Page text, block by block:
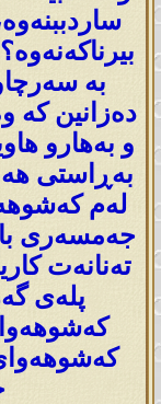
بە
دەزانین کە
و بەهارو
بەڕاستی
لەم
جەمسەری
تەنانەت
پلەی